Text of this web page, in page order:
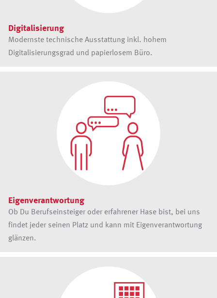
Digitalisierung
Modernste technische Ausstattung inkl. hohem
Digitalisierungsgrad und papierlosem Büro.
Eigenverantwortung
Ob Du Berufseinsteiger oder erfahrener Hase bist, bei uns
findet jeder seinen Platz und kann mit Eigenverantwortung
glänzen.